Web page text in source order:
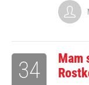
Mam
34